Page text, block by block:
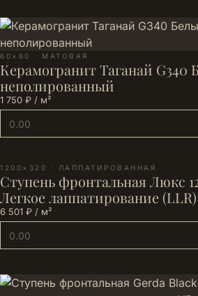
60×60 · МАТОВАЯ
Керамогранит Таганай
неполированный
1 750 ₽ / м²
1200×320 · ЛАППАТИРОВАННАЯ
Ступень фронтальная Люкс
Легкое лаппатирование
6 501 ₽ / м²